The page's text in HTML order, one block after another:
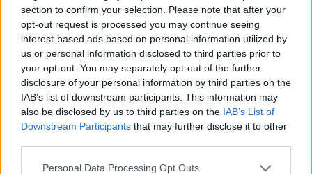
section to confirm your selection. Please note that after your
opt-out request is processed you may continue seeing
interest-based ads based on personal information utilized by
us or personal information disclosed to third parties prior to
your opt-out. You may separately opt-out of the further
disclosure of your personal information by third parties on the
IAB’s list of downstream participants. This information may
also be disclosed by us to third parties on the IAB’s List of
Downstream Participants that may further disclose it to other
Personal Data Processing Opt Outs
προβολή ντοκιμαντέρ, άλλες μορφές
εξαρτήσεων (π.χ. διαδίκτυο), τους
επιβαρυντικούς ψυχολογικούς παράγοντες για
τις εξαρτήσεις και τη διαχείριση αυτών, τη
συννόσηση της χρήσης ουσιών με άλλες
ψυχικές δυσκολίες και ψυχιατρικές διαταραχές
καθώς και τη διασυνδετική συνεργασία για την
αντιμετώπιση των εξαρτημένων ατόμων.